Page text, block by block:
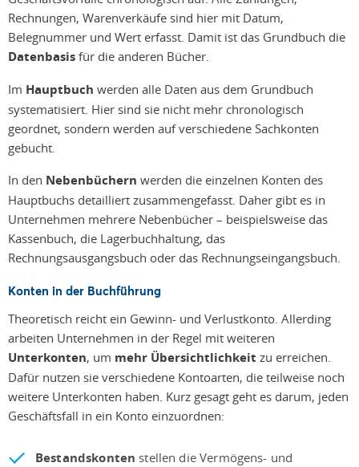
Rechnungen, Warenverkäufe sind hier mit Datum,
Belegnummer und Wert erfasst. Damit ist das Grundbuch die
Datenbasis für die anderen Bücher.
Im Hauptbuch werden alle Daten aus dem Grundbuch
systematisiert. Hier sind sie nicht mehr chronologisch
geordnet, sondern werden auf verschiedene Sachkonten
gebucht.
In den Nebenbüchern werden die einzelnen Konten des
Hauptbuchs detailliert zusammengefasst. Daher gibt es in
Unternehmen mehrere Nebenbücher – beispielsweise das
Kassenbuch, die Lagerbuchhaltung, das
Rechnungsausgangsbuch oder das Rechnungseingangsbuch.
Konten in der Buchführung
Theoretisch reicht ein Gewinn- und Verlustkonto. Allerding
arbeiten Unternehmen in der Regel mit weiteren
Unterkonten, um mehr Übersichtlichkeit zu erreichen.
Dafür nutzen sie verschiedene Kontoarten, die teilweise noch
weitere Unterkonten haben. Kurz gesagt geht es darum, jeden
Geschäftsfall in ein Konto einzuordnen:
Bestandskonten stellen die Vermögens- und